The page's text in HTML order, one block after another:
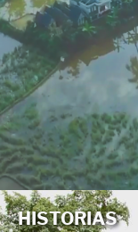
HISTORIAS